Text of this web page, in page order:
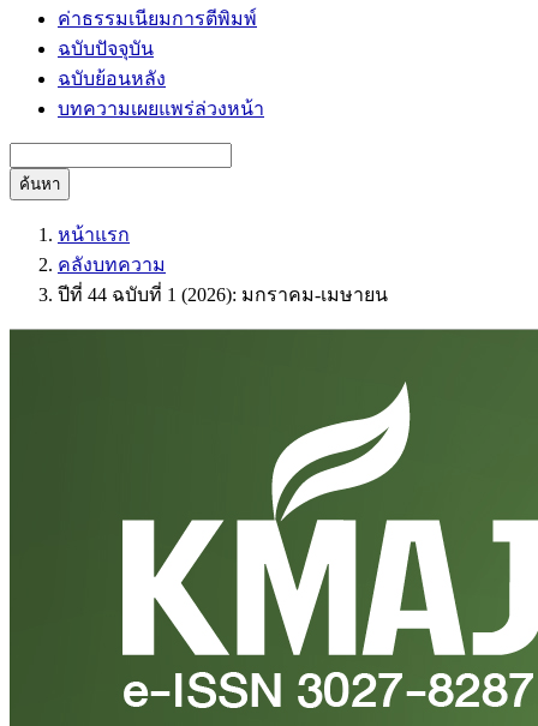
ค่าธรรมเนียมการตีพิมพ์
ฉบับปัจจุบัน
ฉบับย้อนหลัง
บทความเผยแพร่ล่วงหน้า
ค้นหา
หน้าแรก
คลังบทความ
ปีที่ 44 ฉบับที่ 1 (2026): มกราคม-เมษายน